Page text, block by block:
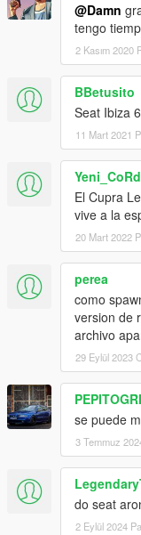
@Damn
tengo
2 Kasım 2020
BBetusito
Seat Ibiza
11 Mart 2021
Yeni_CoRd
El Cupra
vive a la
20 Mart 2022
perea
como
version de
archivo
29 Eylül 2023
se puede
3 Temmuz
do seat
2 Eylül 2024